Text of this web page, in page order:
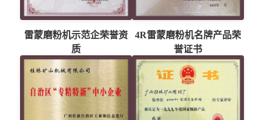
雷蒙磨粉机示范企荣誉资
质
4R雷蒙磨粉机名牌产品荣
誉证书